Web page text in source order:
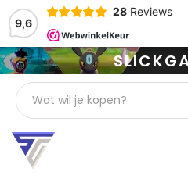
9,6
28 Reviews